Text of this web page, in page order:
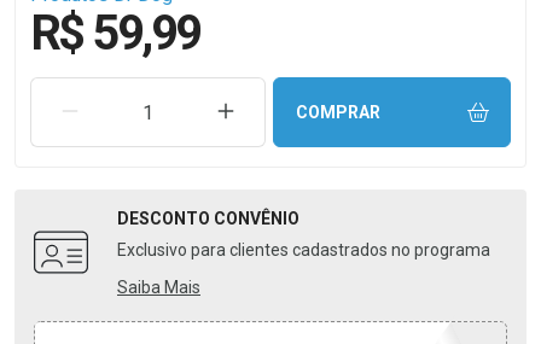
R$ 59,99
REMOVER UMA UNIDADEAUMENTAR UMA UNIDADE
COMPRAR
DESCONTO CONVÊNIO
Exclusivo para clientes cadastrados no programa
Saiba Mais